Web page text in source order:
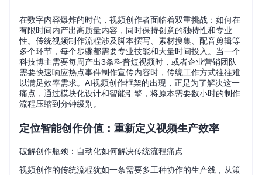
在数字内容爆炸的时代，视频创作者面临着双重挑战：如何在
有限时间内产出高质量内容，同时保持创意的独特性和专业
性。传统视频制作流程涉及脚本撰写、素材搜集、配音剪辑等
多个环节，每个步骤都需要专业技能和大量时间投入。当一个
科技博主需要每周产出3条科普短视频时，或者企业营销团队
需要快速响应热点事件制作宣传内容时，传统工作方式往往难
以满足效率需求。AI视频创作框架的出现，正是为了解决这一
痛点，通过模块化设计和智能引擎，将原本需要数小时的制作
流程压缩到分钟级别。
定位智能创作价值：重新定义视频生产效率
破解创作瓶颈：自动化如何解决传统流程痛点
视频创作的传统流程犹如一条需要多工种协作的生产线，从策